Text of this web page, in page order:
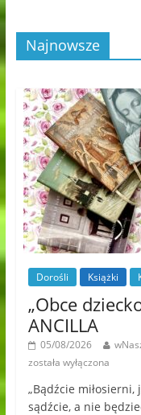
Najnowsze
Dorośli Książki
„Obce
ANCILLA
05/08/2026
została wyłączona
„Bądźcie
sądźcie, a nie